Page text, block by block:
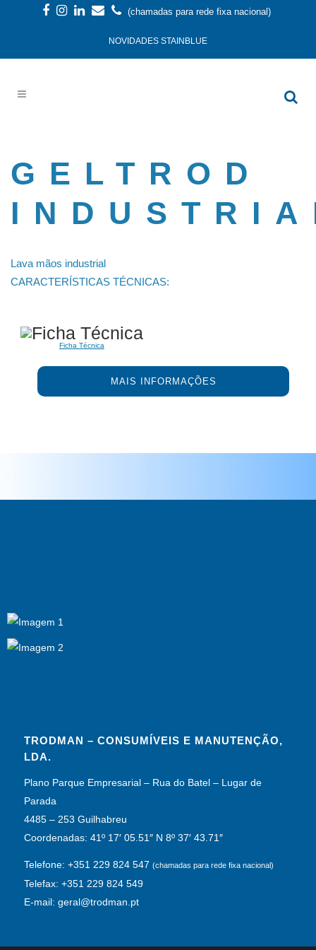
(chamadas para rede fixa nacional)
NOVIDADES STAINBLUE
GELTROD
Lava mãos industrial
CARACTERÍSTICAS TÉCNICAS:
Ficha Técnica
MAIS INFORMAÇÕES
TRODMAN – CONSUMÍVEIS E MANUTENÇÃO,
LDA.
Plano Parque Empresarial – Rua do Batel – Lugar de
Parada
4485 – 253 Guilhabreu
Coordenadas: 41º 17′ 05.51″ N 8º 37′ 43.71″
Telefone: +351 229 824 547(chamadas para rede fixa nacional)
Telefax: +351 229 824 549
E-mail: geral@trodman.pt